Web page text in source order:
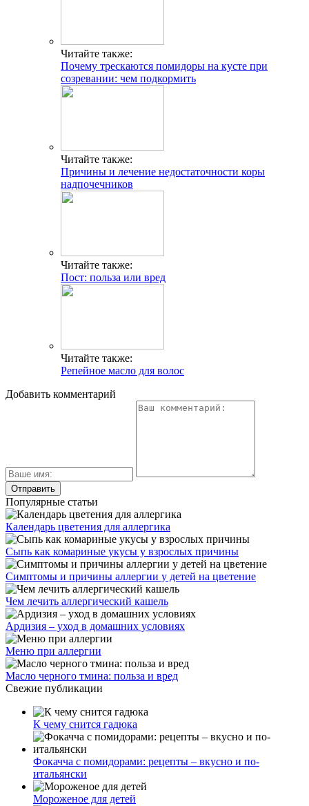
Читайте также:
Почему трескаются помидоры на кусте при
созревании: чем подкормить
Читайте также:
Причины и лечение недостаточности коры
надпочечников
Читайте также:
Пост: польза или вред
Читайте также:
Репейное масло для волос
Добавить комментарий
Популярные статьи
Календарь цветения для аллергика
Сыпь как комариные укусы у взрослых причины
Симптомы и причины аллергии у детей на цветение
Чем лечить аллергический кашель
Ардизия – уход в домашних условиях
Меню при аллергии
Масло черного тмина: польза и вред
Свежие публикации
К чему снится гадюка
Фокачча с помидорами: рецепты – вкусно и по-
итальянски
Мороженое для детей